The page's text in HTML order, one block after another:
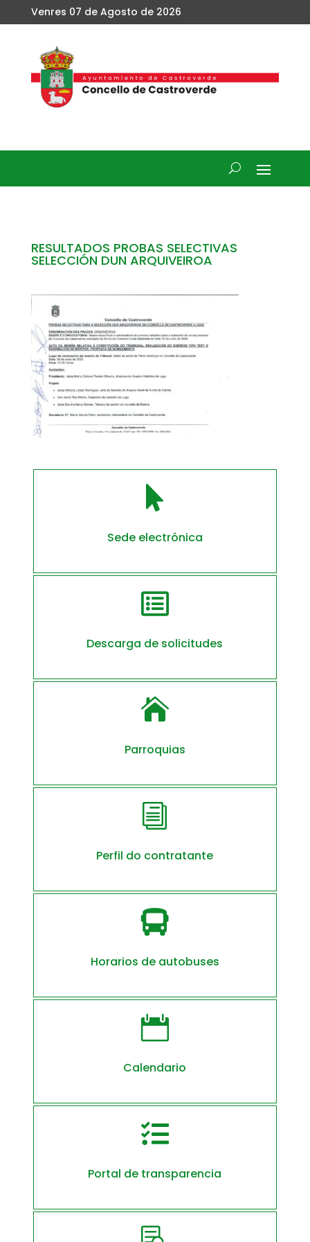
Venres 07 de Agosto de 2026
RESULTADOS PROBAS SELECTIVAS
SELECCIÓN DUN ARQUIVEIROA

Sede electrónica

Descarga de solicitudes

Parroquias
i
Perfil do contratante

Horarios de autobuses

Calendario

Portal de transparencia